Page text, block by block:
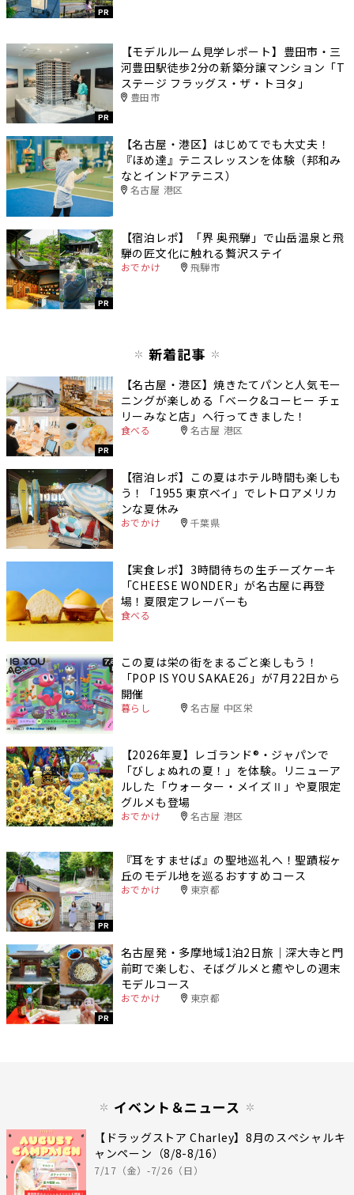
PR
PR
【モデルルーム見学レポート】豊田市・三
河豊田駅徒歩2分の新築分譲マンション「T
ステージ フラッグス・ザ・トヨタ」
豊田市
【名古屋・港区】はじめてでも大丈夫！
『ほめ達』テニスレッスンを体験（邦和み
なとインドアテニス）
名古屋 港区
PR
【宿泊レポ】「界 奥飛騨」で山岳温泉と飛
騨の匠文化に触れる贅沢ステイ
おでかけ 飛騨市
新着記事
PR
【名古屋・港区】焼きたてパンと人気モー
ニングが楽しめる「ベーク&コーヒー チェ
リーみなと店」へ行ってきました！
食べる 名古屋 港区
【宿泊レポ】この夏はホテル時間も楽しも
う！「1955 東京ベイ」でレトロアメリカ
ンな夏休み
おでかけ 千葉県
【実食レポ】3時間待ちの生チーズケーキ
「CHEESE WONDER」が名古屋に再登
場！夏限定フレーバーも
食べる
この夏は栄の街をまるごと楽しもう！
「POP IS YOU SAKAE26」が7月22日から
開催
暮らし 名古屋 中区栄
【2026年夏】レゴランド®・ジャパンで
「びしょぬれの夏！」を体験。リニューア
ルした「ウォーター・メイズⅡ」や夏限定
グルメも登場
おでかけ 名古屋 港区
PR
『耳をすませば』の聖地巡礼へ！聖蹟桜ヶ
丘のモデル地を巡るおすすめコース
おでかけ 東京都
PR
名古屋発・多摩地域1泊2日旅｜深大寺と門
前町で楽しむ、そばグルメと癒やしの週末
モデルコース
おでかけ 東京都
イベント＆ニュース
【ドラッグストア Charley】8月のスペシャルキ
ャンペーン（8/8-8/16）
7/17（金）-7/26（日）